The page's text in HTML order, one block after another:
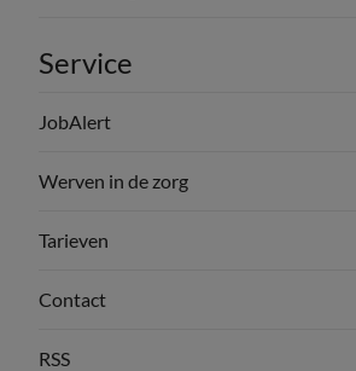
Service
JobAlert
Werven in de zorg
Tarieven
Contact
RSS